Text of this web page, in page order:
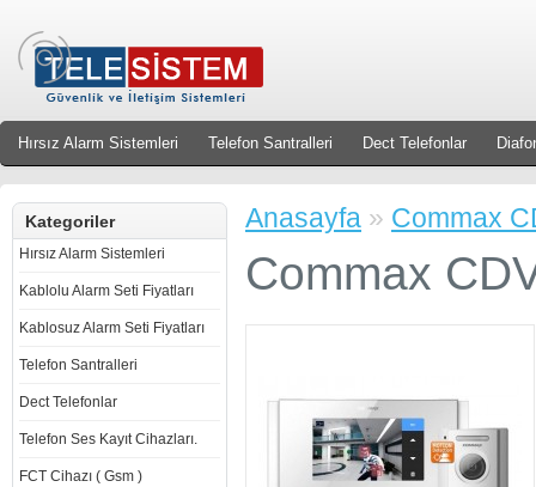
Hırsız Alarm Sistemleri Telefon Santralleri Dect Telefonlar
Kategoriler
Hırsız Alarm Sistemleri
Kablolu Alarm Seti Fiyatları
Kablosuz Alarm Seti Fiyatları
Telefon Santralleri
Dect Telefonlar
Telefon Ses Kayıt Cihazları.
FCT Cihazı ( Gsm )
Anasayfa » Commax
Commax